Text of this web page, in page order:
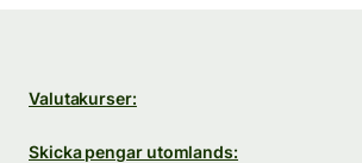
Valutakurser:
Skicka pengar utomlands: